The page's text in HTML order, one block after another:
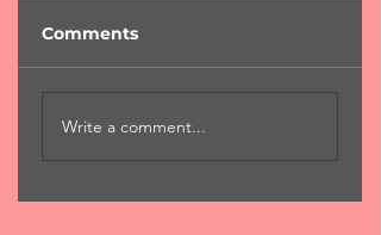
μάνα"
Comments
Write a comment...